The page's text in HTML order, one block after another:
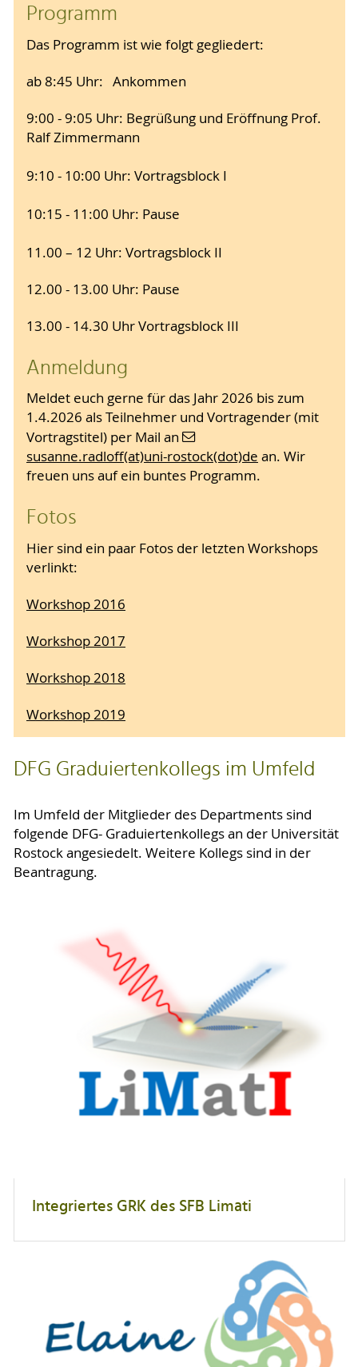
Programm
Das Programm ist wie folgt gegliedert:
ab 8:45 Uhr: Ankommen
9:00 - 9:05 Uhr: Begrüßung und Eröffnung Prof.
Ralf Zimmermann
9:10 - 10:00 Uhr: Vortragsblock I
10:15 - 11:00 Uhr: Pause
11.00 – 12 Uhr: Vortragsblock II
12.00 - 13.00 Uhr: Pause
13.00 - 14.30 Uhr Vortragsblock III
Anmeldung
Meldet euch gerne für das Jahr 2026 bis zum
1.4.2026 als Teilnehmer und Vortragender (mit
Vortragstitel) per Mail an
susanne.radloff(at)uni-rostock(dot)de an. Wir
freuen uns auf ein buntes Programm.
Fotos
Hier sind ein paar Fotos der letzten Workshops
verlinkt:
Workshop 2016
Workshop 2017
Workshop 2018
Workshop 2019
DFG Graduiertenkollegs im Umfeld
Im Umfeld der Mitglieder des Departments sind
folgende DFG- Graduiertenkollegs an der Universität
Rostock angesiedelt. Weitere Kollegs sind in der
Beantragung.
Integriertes GRK des SFB Limati